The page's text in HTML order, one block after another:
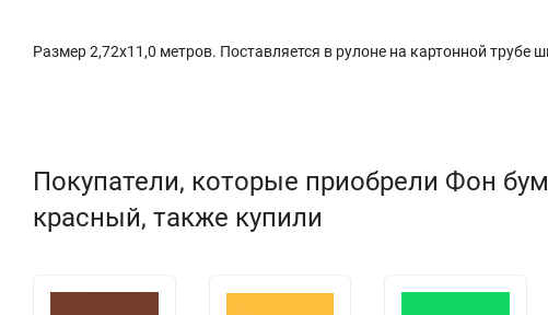
Размер 2,72х11,0 метров. Поставляется в рулоне на картонной трубе
Покупатели, которые приобрели Фон
красный, также купили